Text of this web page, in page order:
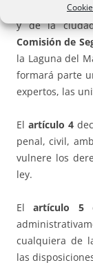
y de la
Comisión de
la Laguna del
formará parte
expertos, las
Elartículo 4
penal, civil,
vulnere los
ley.
Elartículo 5
cualquiera de
las